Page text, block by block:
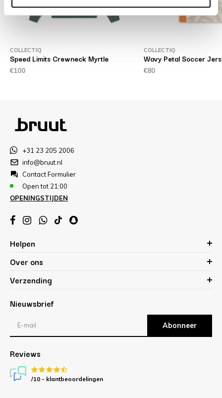
COLLECTIQ
Speed Limits Crewneck Myrtle
€100
COLLECTIQ
Wavy Petal Soccer
€80
+31 23 205 2006
info@bruut.nl
Contact Formulier
Open tot 21:00
OPENINGSTIJDEN
Helpen
Over ons
Verzending
Nieuwsbrief
Abonneer
Reviews
/10 - klantbeoordelingen